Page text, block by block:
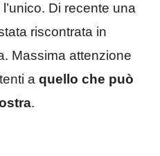
Di recente una
riscontrata in
Massima attenzione
a quello che può
.